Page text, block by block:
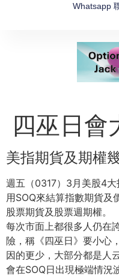
Whatsapp
四巫日會
美指期貨及期權
週五（0317）3月美股4
用SOQ來結算指數期貨及
股票期貨及股票週期權。
每次市面上都很多人仍在
險，稱《四巫日》要小心
因的更少，大部分都是人
會在SOQ日出現極端情況